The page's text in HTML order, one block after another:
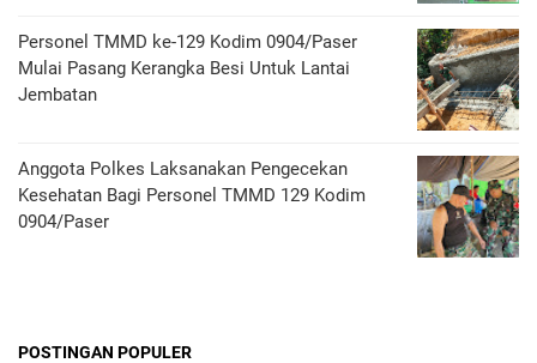
Personel TMMD ke-129 Kodim 0904/Paser
Mulai Pasang Kerangka Besi Untuk Lantai
Jembatan
Anggota Polkes Laksanakan Pengecekan
Kesehatan Bagi Personel TMMD 129 Kodim
0904/Paser
POSTINGAN POPULER